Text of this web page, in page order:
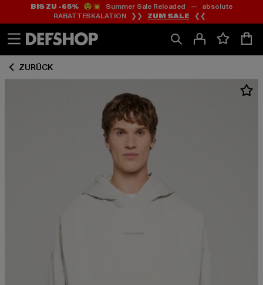
Zum
Inhalt
springen
Zum
Fußzeile
springen
BIS ZU -65%😲💥 Summer Sale Reloaded — absolute
RABATTESKALATION ❯❯ ZUM SALE ❮❮
ZURÜCK